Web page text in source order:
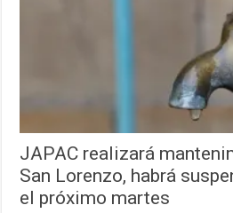
JAPAC realizará
San Lorenzo, habrá
el próximo martes